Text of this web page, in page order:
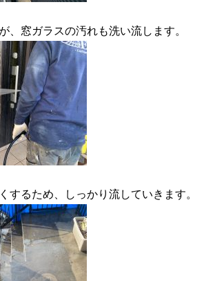
、窓ガラスの汚れも洗い流します。
するため、しっかり流していきます。